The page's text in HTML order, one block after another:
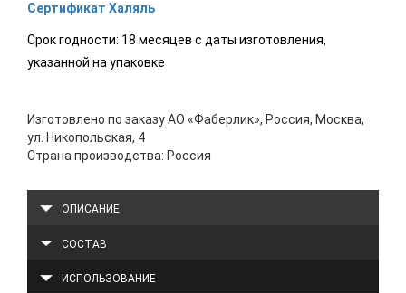
Сертификат Халяль
Срок годности: 18 месяцев с даты изготовления,
указанной на упаковке
Изготовлено по заказу АО «Фаберлик», Россия, Москва,
ул. Никопольская, 4
Страна производства: Россия
ОПИСАНИЕ
СОСТАВ
ИСПОЛЬЗОВАНИЕ